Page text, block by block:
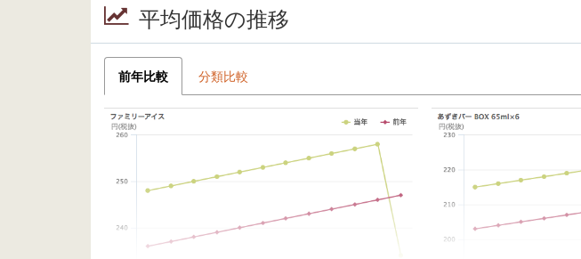
平均価格の推移
前年比較 分類比較